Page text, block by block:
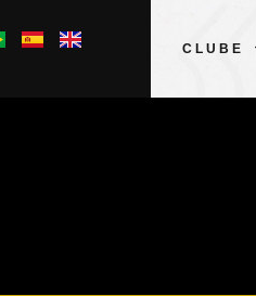
CLUBE